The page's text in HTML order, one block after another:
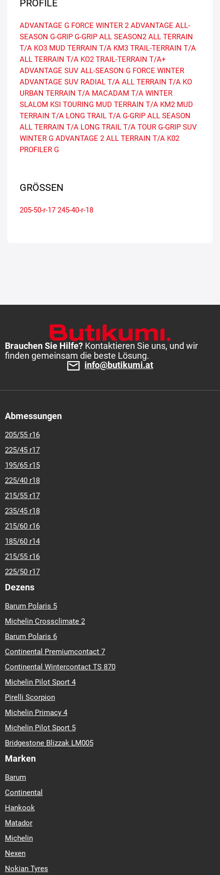
PROFILE
ADVANTAGE G FORCE WINTER 2 ADVANTAGE ALL-
SEASON G-GRIP G-GRIP ALL SEASON2 ALL TERRAIN
T/A KO3 MUD TERRAIN T/A KM3 TRAIL-TERRAIN T/A
ALL TERRAIN T/A KO2 TRAIL-TERRAIN T/A+
ADVANTAGE SUV ALL-SEASON G FORCE WINTER
ADVANTAGE SUV RADIAL T/A ALL TERRAIN T/A KO
URBAN TERRAIN T/A MACADAM T/A WINTER
SLALOM KSI TOURING MUD TERRAIN T/A KM2 MUD
TERRAIN T/A LONG TRAIL T/A G-GRIP ALL SEASON
ALL TERRAIN T/A LONG TRAIL T/A TOUR G-GRIP SUV
WINTER G ADVANTAGE 2 ALL TERRAIN T/A K02
PROFILER G
GRÖSSEN
205-50-r-17 245-40-r-18
Brauchen Sie Hilfe? Kontaktieren Sie uns, und wir
finden gemeinsam die beste Lösung.
info@butikumi.at
Abmessungen
205/55 r16
225/45 r17
195/65 r15
225/40 r18
215/55 r17
235/45 r18
215/60 r16
185/60 r14
215/55 r16
225/50 r17
Dezens
Barum Polaris 5
Michelin Crossclimate 2
Barum Polaris 6
Continental Premiumcontact 7
Continental Wintercontact TS 870
Michelin Pilot Sport 4
Pirelli Scorpion
Michelin Primacy 4
Michelin Pilot Sport 5
Bridgestone Blizzak LM005
Marken
Barum
Continental
Hankook
Matador
Michelin
Nexen
Nokian Tyres